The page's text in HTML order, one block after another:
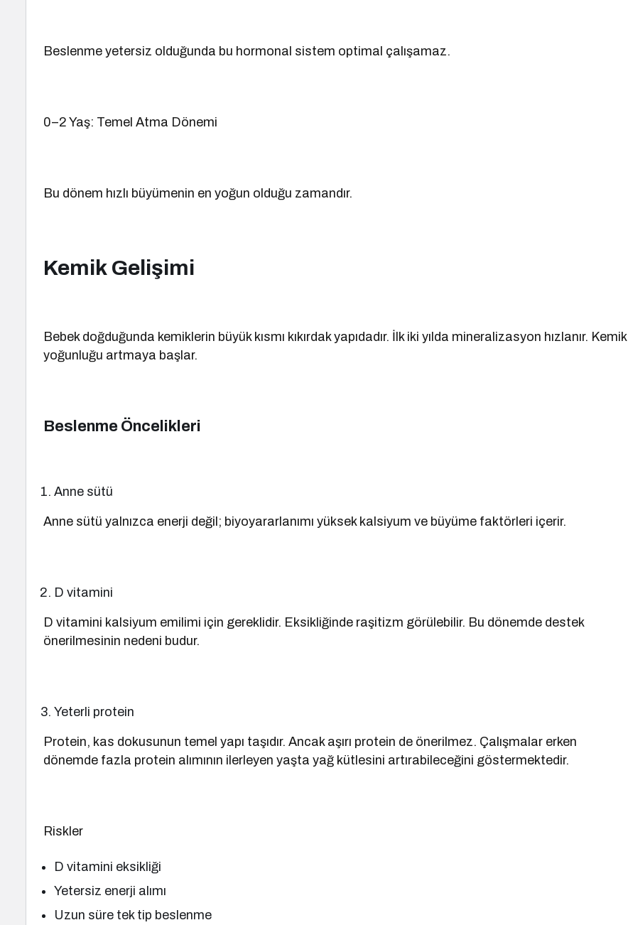
Beslenme yetersiz olduğunda bu hormonal sistem optimal çalışamaz.
0–2 Yaş: Temel Atma Dönemi
Bu dönem hızlı büyümenin en yoğun olduğu zamandır.
Kemik Gelişimi
Bebek doğduğunda kemiklerin büyük kısmı kıkırdak yapıdadır. İlk iki yılda mineralizasyon hızlanır. Kemik
yoğunluğu artmaya başlar.
Beslenme Öncelikleri
Anne sütü
Anne sütü yalnızca enerji değil; biyoyararlanımı yüksek kalsiyum ve büyüme faktörleri içerir.
D vitamini
D vitamini kalsiyum emilimi için gereklidir. Eksikliğinde raşitizm görülebilir. Bu dönemde destek
önerilmesinin nedeni budur.
Yeterli protein
Protein, kas dokusunun temel yapı taşıdır. Ancak aşırı protein de önerilmez. Çalışmalar erken
dönemde fazla protein alımının ilerleyen yaşta yağ kütlesini artırabileceğini göstermektedir.
Riskler
D vitamini eksikliği
Yetersiz enerji alımı
Uzun süre tek tip beslenme